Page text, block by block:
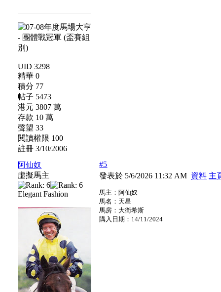
UID 3298
精華 0
積分 77
帖子 5473
港元 3807 萬
存款 10 萬
聲望 33
閱讀權限 100
註冊 3/10/2006
阿仙奴
虛擬馬主
Elegant Fashion
#5
發表於 5/6/2026 11:32 AM 資料 主
馬主：阿仙奴
馬名：天星
馬房：大衛希斯
購入日期：14/11/2024